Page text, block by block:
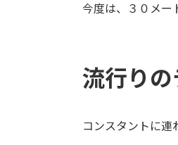
今度は、３０メー
流行り
コンスタントに連